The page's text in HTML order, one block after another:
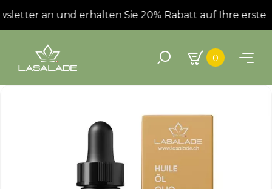
an und erhalten Sie 20% Rabatt auf Ihre erste
0